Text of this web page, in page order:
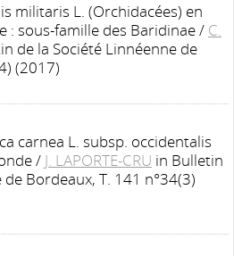
militaris L. (Orchidacées) en
: sous-famille des Baridinae/ C.
de la Société Linnéenne de
(2017)
carnea L. subsp. occidentalis
/ J. LAPORTE-CRU in Bulletin
Bordeaux, T. 141 n°34(3)